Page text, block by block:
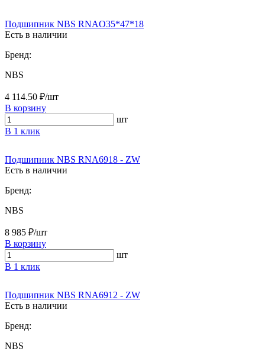
Подшипник NBS RNAO35*47*18
Есть в наличии
Бренд:
NBS
4 114.50 ₽/шт
В корзину
шт
В 1 клик
Подшипник NBS RNA6918 - ZW
Есть в наличии
Бренд:
NBS
8 985 ₽/шт
В корзину
шт
В 1 клик
Подшипник NBS RNA6912 - ZW
Есть в наличии
Бренд:
NBS